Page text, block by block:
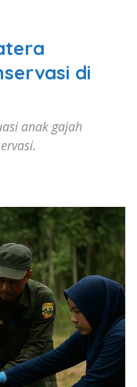
di
anak gajah